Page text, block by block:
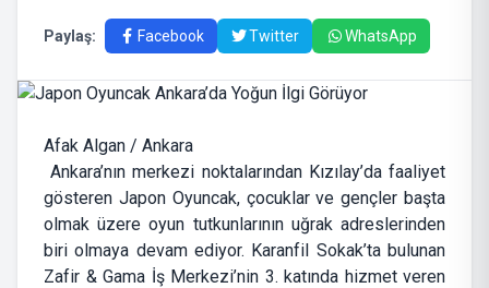
Paylaş: Facebook Twitter WhatsApp
Afak Algan / Ankara
Ankara’nın merkezi noktalarından Kızılay’da faaliyet
gösteren Japon Oyuncak, çocuklar ve gençler başta
olmak üzere oyun tutkunlarının uğrak adreslerinden
biri olmaya devam ediyor. Karanfil Sokak’ta bulunan
Zafir & Gama İş Merkezi’nin 3. katında hizmet veren